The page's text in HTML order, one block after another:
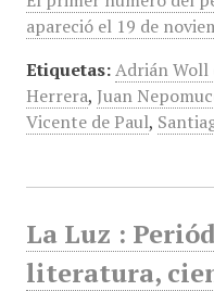
apareció el 19 de
Etiquetas: Adrián Woll
Herrera, Juan
Vicente de Paul,
La Luz :
literatura,